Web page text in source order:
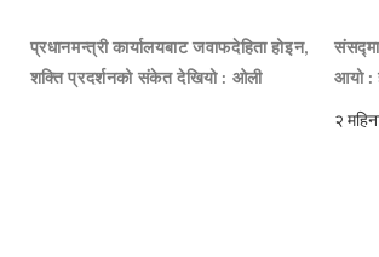
प्रधानमन्त्री कार्यालयबाट जवाफदेहिता होइन,
शक्ति प्रदर्शनको संकेत देखियो : ओली
आयो :
२